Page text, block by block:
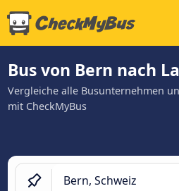
Bus von Bern nach
Vergleiche alle Busunternehmen
mit CheckMyBus